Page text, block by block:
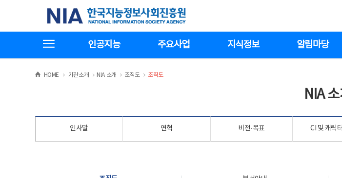
기
한국지능정보사회진흥원
인공지능 주요사업 지식정보 알림마당
HOME >
기관소개 >NIA 소개 >
조직도 >
조직도
NIA 소
인사말 연혁 비전·목표 CI 및 캐릭